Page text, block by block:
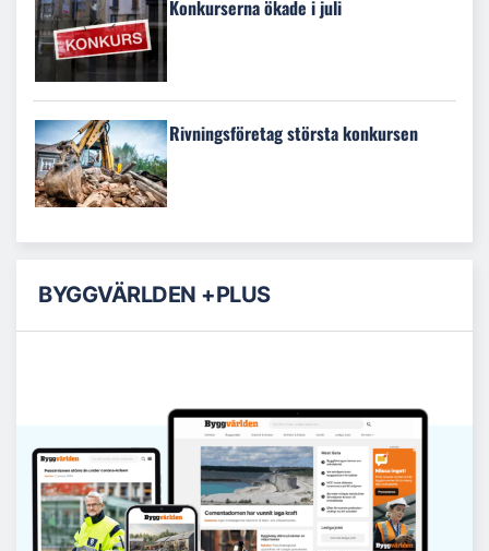
Konkurserna ökade i juli
Rivningsföretag största konkursen
BYGGVÄRLDEN +PLUS